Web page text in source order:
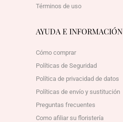
Términos de uso
AYUDA E INFORMACIÓN
Cómo comprar
Políticas de Seguridad
Política de privacidad de datos
Políticas de envío y sustitución
Preguntas frecuentes
Como afiliar su floristería